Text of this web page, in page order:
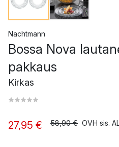
Nachtmann
Bossa Nova
pakkaus
Kirkas
27,95 € 58,90 € OVH sis.